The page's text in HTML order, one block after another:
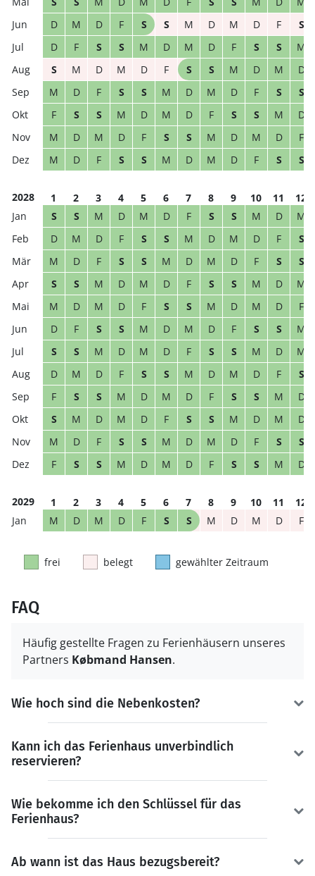
D
M D F S S M D M D F
S
D
F S S M D M D F S S
M
S
M D M D F S S M D M
D
M
D F S S M D M D F S
S
F
S S M D M D F S S M
D
M
D M D F S S M D M D
F
M
D F S S M D M D F S S
2028 1 2 3 4 5 6 7 8 9 10 11
12
S
S M D M D F S S M D
M
D
M D F S S M D M D F
S
M
D F S S M D M D F S
S
S
S M D M D F S S M D
M
M
D M D F S S M D M D
F
D
F S S M D M D F S S
M
S
S M D M D F S S M D
M
D
M D F S S M D M D F
S
F
S S M D M D F S S M
D
S
M D M D F S S M D M
D
M
D F S S M D M D F S
S
F
S S M D M D F S S M D
2029 1 2 3 4 5 6 7 8 9 10 11
12
M
D M D F S S M D M D F
frei belegt gewählter Zeitraum
FAQ
Häufig gestellte Fragen zu Ferienhäusern unseres
Partners Købmand Hansen.
Wie hoch sind die Nebenkosten?
Kann ich das Ferienhaus unverbindlich
reservieren?
Wie bekomme ich den Schlüssel für das
Ferienhaus?
Ab wann ist das Haus bezugsbereit?